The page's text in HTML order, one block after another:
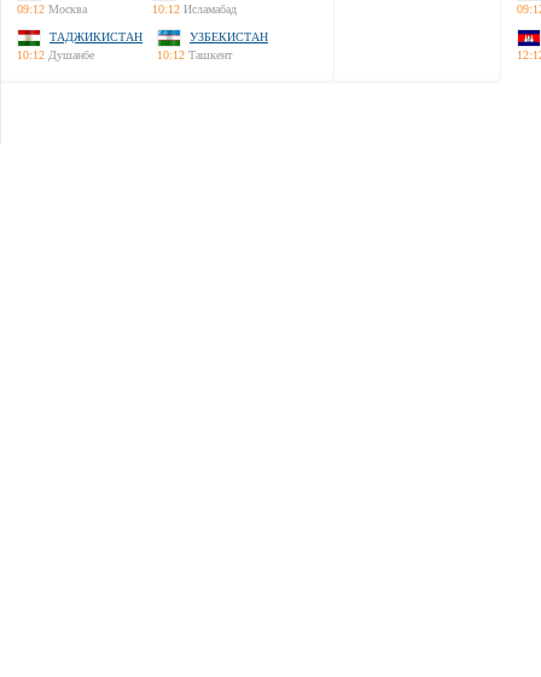
09:12 Москва
10:12 Исламабад
ТАДЖИКИСТАН
10:12 Душанбе
УЗБЕКИСТАН
10:12 Ташкент